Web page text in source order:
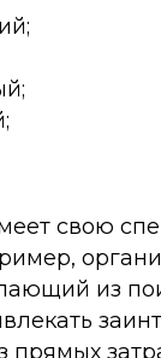
свою
из
прямых